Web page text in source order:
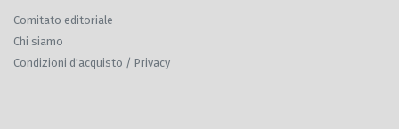
Comitato editoriale
Chi siamo
Condizioni d'acquisto / Privacy